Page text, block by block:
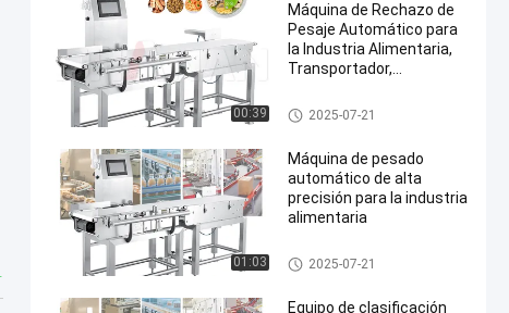
00:39
Máquina de Rechazo de
Pesaje Automático para
la Industria Alimentaria,
Transportador,
Clasificadora de Peso de
300g-30kg
Inspector de peso del transpor
tador
2025-07-21
01:03
Máquina de pesado
automático de alta
precisión para la industria
alimentaria
Inspector de peso del transpor
tador
2025-07-21
Equipo de clasificación